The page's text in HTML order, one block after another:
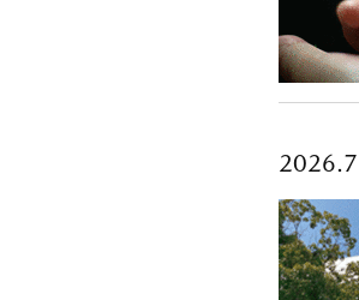
2026.7